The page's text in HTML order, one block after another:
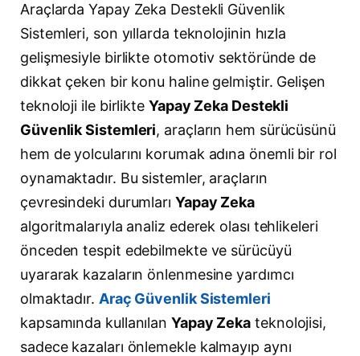
Araçlarda Yapay Zeka Destekli Güvenlik
Sistemleri, son yıllarda teknolojinin hızla
gelişmesiyle birlikte otomotiv sektöründe de
dikkat çeken bir konu haline gelmiştir. Gelişen
teknoloji ile birlikte Yapay Zeka Destekli
Güvenlik Sistemleri, araçların hem sürücüsünü
hem de yolcularını korumak adına önemli bir rol
oynamaktadır. Bu sistemler, araçların
çevresindeki durumları Yapay Zeka
algoritmalarıyla analiz ederek olası tehlikeleri
önceden tespit edebilmekte ve sürücüyü
uyararak kazaların önlenmesine yardımcı
olmaktadır. Araç Güvenlik Sistemleri
kapsamında kullanılanYapay Zeka teknolojisi,
sadece kazaları önlemekle kalmayıp aynı